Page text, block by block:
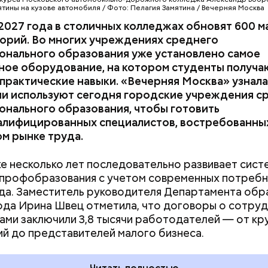
на кузове автомобиля / Фото: Пелагия Замятина / Вечерняя Москва
года в столичных колледжах обновят 600
Во многих учреждениях среднего
образования уже установлено самое
оборудование, на котором студенты
навыки. «Вечерняя Москва»
используют сегодня городские учреждения
образования, чтобы готовить
специалистов,
рынке труда.
несколько лет последовательно развивает
с учетом современных
Заместитель руководителя Департамента
Ирина Швец отметила, что договоры о
заключили 3,8 тысячи работодателей — от
до представителей малого бизнеса.
классов глубоко
предметов. Для них организуют
совместно с вузами-партнерами и крупнейшими
Например, в медиаклассах серьезно изучают
индустрии на площадках ведущих
площадью 6,5 га представляет собой
город, воссозданный специалистами
До посещения кинопарка «Москино»
чтобы связать свою жизнь с этой сферой. Но
что с ним связано, стало вызывать ее живой